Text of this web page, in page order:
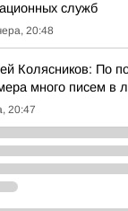
служб
20:48
Колясников: По
много писем в
20:47